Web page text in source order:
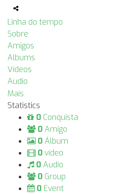
Linha do tempo
Sobre
Amigos
Albums
Vídeos
Audio
Mais
Statistics
0 Conquista
0Amigo
0Álbum
0vídeo
0Audio
0 Group
0 Event